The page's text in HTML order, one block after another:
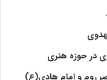
در حوزه هنری
روم و امام هادی(ع)